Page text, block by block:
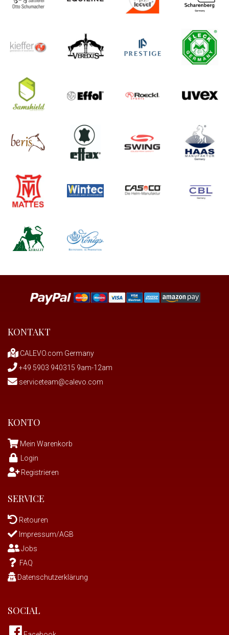
KONTAKT
CALEVO.com Germany
+49 5903 940315 9am-12am
serviceteam@calevo.com
KONTO
Mein Warenkorb
Login
Registrieren
SERVICE
Retouren
Impressum/AGB
Jobs
FAQ
Datenschutzerklärung
SOCIAL